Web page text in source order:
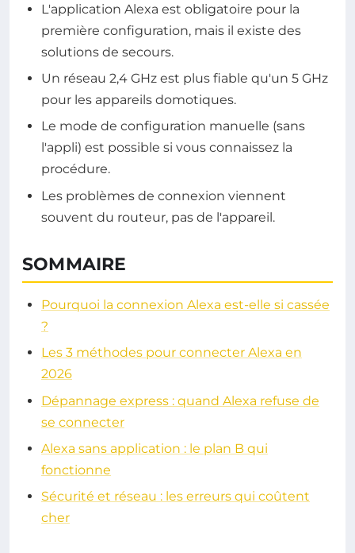
L'application Alexa est obligatoire pour la
première configuration, mais il existe des
solutions de secours.
Un réseau 2,4 GHz est plus fiable qu'un 5 GHz
pour les appareils domotiques.
Le mode de configuration manuelle (sans
l'appli) est possible si vous connaissez la
procédure.
Les problèmes de connexion viennent
souvent du routeur, pas de l'appareil.
SOMMAIRE
Pourquoi la connexion Alexa est-elle si cassée
?
Les 3 méthodes pour connecter Alexa en
2026
Dépannage express : quand Alexa refuse de
se connecter
Alexa sans application : le plan B qui
fonctionne
Sécurité et réseau : les erreurs qui coûtent
cher